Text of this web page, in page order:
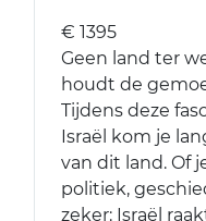
€ 1395
Geen land ter
houdt de
Tijdens deze
Israël kom je
van dit land. Of
politiek,
zeker: Israël